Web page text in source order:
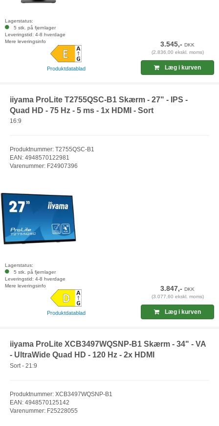
Lagerstatus:
5 stk. på fjernlager
Leveringstid: 4-8 hverdage
Mere leveringsinfo
Produktdatablad
3.545,-DKK
(2.836,00 ekskl. moms)
Læg i kurven
iiyama ProLite T2755QSC-B1 Skærm - 27" - IPS -
Quad HD - 75 Hz - 5 ms - 1x HDMI - Sort
16:9
Produktnummer: T2755QSC-B1
EAN: 4948570122981
Varenummer: F24907396
Lagerstatus:
5 stk. på fjernlager
Leveringstid: 4-8 hverdage
Mere leveringsinfo
Produktdatablad
3.847,-DKK
(3.077,60 ekskl. moms)
Læg i kurven
iiyama ProLite XCB3497WQSNP-B1 Skærm - 34" - VA
- UltraWide Quad HD - 120 Hz - 2x HDMI
Sort - 21:9
Produktnummer: XCB3497WQSNP-B1
EAN: 4948570125142
Varenummer: F25228055